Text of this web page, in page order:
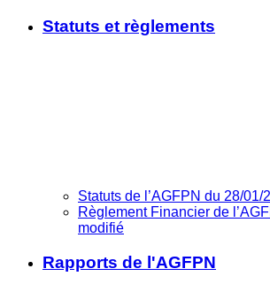
Statuts et règlements
Statuts de l’AGFPN du 28/01/
Règlement Financier de
modifié
Rapports de l'AGFPN